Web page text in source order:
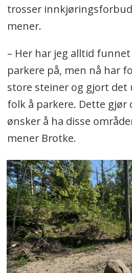
trosser
mener.
– Her har jeg alltid
parkere på, men nå har
store steiner og gjort det
folk å parkere. Dette gjør
ønsker å ha disse
mener Brotke.